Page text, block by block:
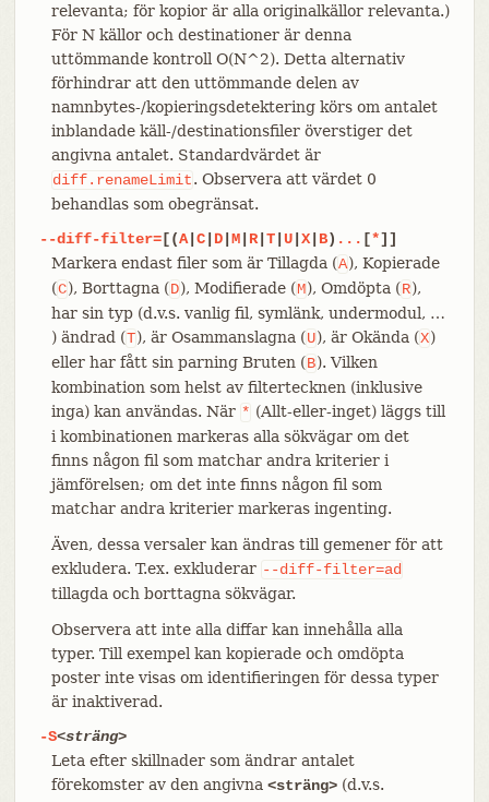
relevanta; för kopior är alla originalkällor relevanta.)
För N källor och destinationer är denna
uttömmande kontroll O(N^2). Detta alternativ
förhindrar att den uttömmande delen av
namnbytes-/kopieringsdetektering körs om antalet
inblandade käll-/destinationsfiler överstiger det
angivna antalet. Standardvärdet är
diff.renameLimit. Observera att värdet 0
behandlas som obegränsat.
--diff-filter=[(A| C| D| M| R| T| U| X| B) ... [*]]
Markera endast filer som är Tillagda (A), Kopierade
(C), Borttagna (D), Modifierade (M), Omdöpta (R),
har sin typ (d.v.s. vanlig fil, symlänk, undermodul, …​
) ändrad (T), är Osammanslagna (U), är Okända (X)
eller har fått sin parning Bruten (B). Vilken
kombination som helst av filtertecknen (inklusive
inga) kan användas. När * (Allt-eller-inget) läggs till
i kombinationen markeras alla sökvägar om det
finns någon fil som matchar andra kriterier i
jämförelsen; om det inte finns någon fil som
matchar andra kriterier markeras ingenting.
Även, dessa versaler kan ändras till gemener för att
exkludera. T.ex. exkluderar --diff-filter=ad
tillagda och borttagna sökvägar.
Observera att inte alla diffar kan innehålla alla
typer. Till exempel kan kopierade och omdöpta
poster inte visas om identifieringen för dessa typer
är inaktiverad.
-S<sträng>
Leta efter skillnader som ändrar antalet
förekomster av den angivna <sträng>(d.v.s.